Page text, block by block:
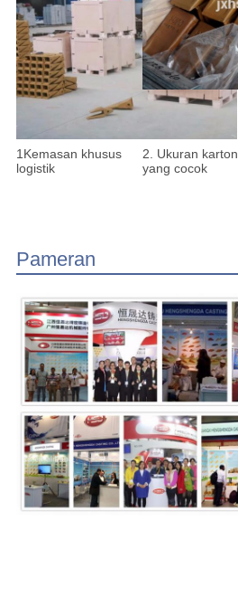
1Kemasan khusus
logistik
2. Ukuran karton
yang cocok
Pameran